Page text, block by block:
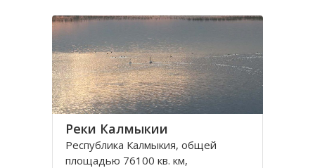
Реки Калмыкии
Республика Калмыкия, общей
площадью 76100 кв. км,